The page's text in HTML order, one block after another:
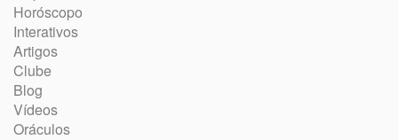
Horóscopo
Interativos
Artigos
Clube
Blog
Vídeos
Oráculos